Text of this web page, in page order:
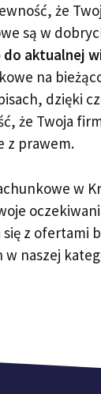
że
są w
do aktualnej
na
dzięki
że Twoja
z prawem.
w
się z ofertami
w naszej